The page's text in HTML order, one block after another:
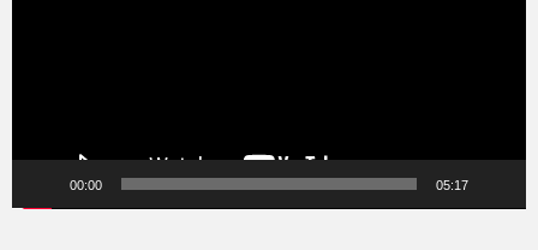
00:00 05:17